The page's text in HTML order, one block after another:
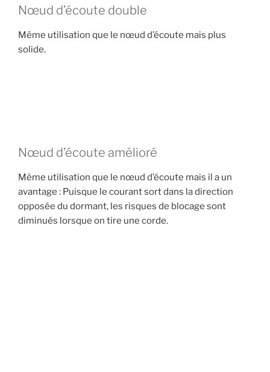
Nœud d’écoute double
Même utilisation que le nœud d’écoute mais plus
solide.
Nœud d’écoute amélioré
Même utilisation que le nœud d’écoute mais il a un
avantage : Puisque le courant sort dans la direction
opposée du dormant, les risques de blocage sont
diminués lorsque on tire une corde.